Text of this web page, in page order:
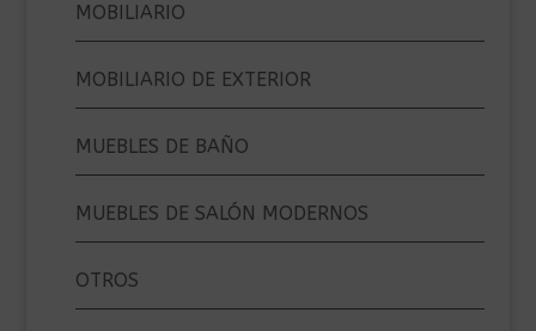
MOBILIARIO
MOBILIARIO DE EXTERIOR
MUEBLES DE BAÑO
MUEBLES DE SALÓN MODERNOS
OTROS